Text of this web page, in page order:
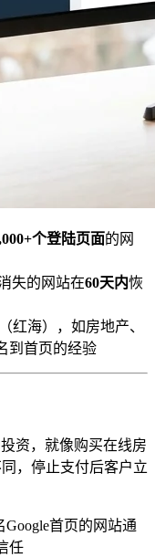
个登陆页面的网
失的网站在60天内恢
红海），如房地产、
到首页的经验
资，就像购买在线房
，停止支付后客户立
Google首页的网站通
任